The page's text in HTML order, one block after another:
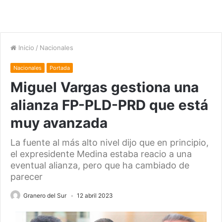
Inicio / Nacionales
Nacionales Portada
Miguel Vargas gestiona una
alianza FP-PLD-PRD que está
muy avanzada
La fuente al más alto nivel dijo que en principio,
el expresidente Medina estaba reacio a una
eventual alianza, pero que ha cambiado de
parecer
Granero del Sur 12 abril 2023